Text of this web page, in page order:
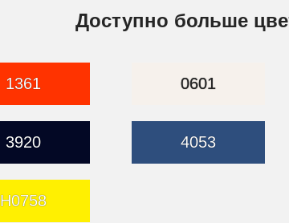
Доступно больше
1361 0601
3920 4053
H0758